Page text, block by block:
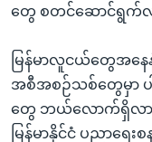
တွေ စတင်ဆောင်ရွက်
မြန်မာလူငယ်တွေအန
အစီအစဉ်သစ်တွေမှာ
တွေ ဘယ်လောက်ရှိလ
မြန်မာနိုင်ငံ ပညာရ